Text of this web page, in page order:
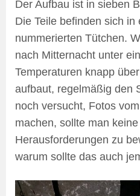
Der Aufbau ist in sieben
Die Teile befinden sich in
nummerierten Tütchen.
nach Mitternacht unter
Temperaturen knapp
aufbaut, regelmäßig den
noch versucht, Fotos
machen, sollte man
Herausforderungen zu
warum sollte das auch